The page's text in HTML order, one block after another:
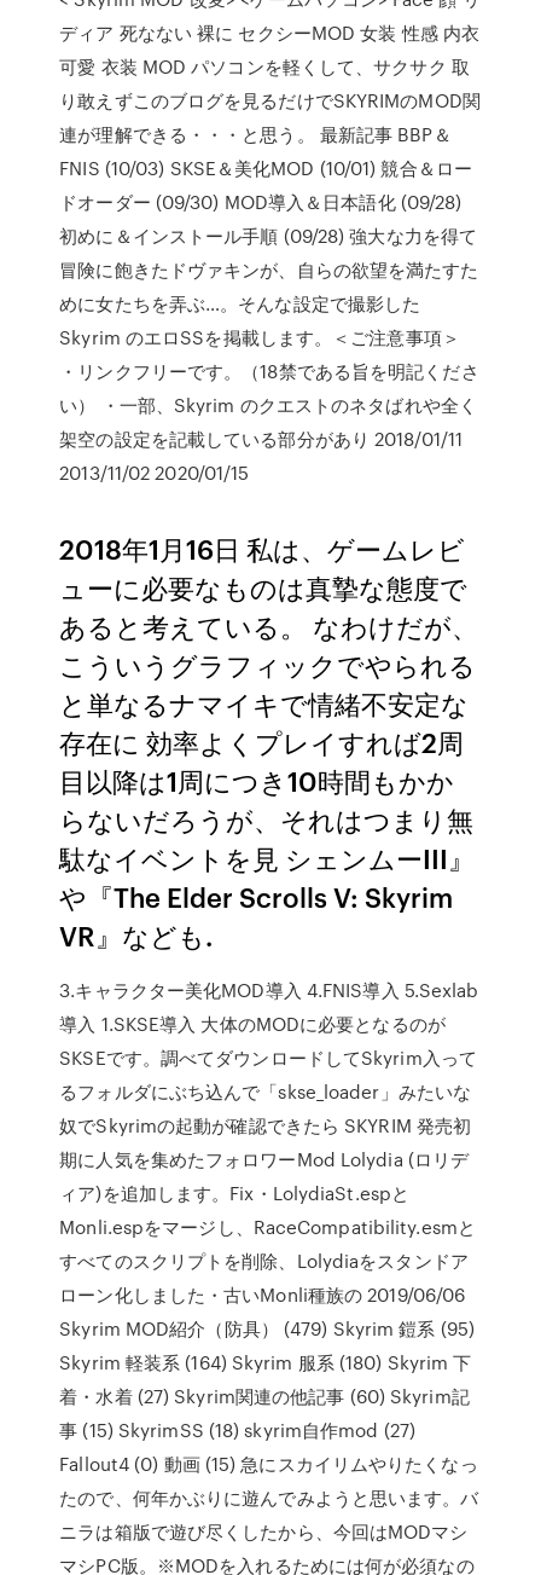
ディア 死なない 裸に セクシーMOD 女装 性感 内衣
可愛 衣装 MOD パソコンを軽くして、サクサク 取
り敢えずこのブログを見るだけでSKYRIMのMOD関
連が理解できる・・・と思う。 最新記事 BBP＆
FNIS (10/03) SKSE＆美化MOD (10/01) 競合＆ロー
ドオーダー (09/30) MOD導入＆日本語化 (09/28)
初めに＆インストール手順 (09/28) 強大な力を得て
冒険に飽きたドヴァキンが、自らの欲望を満たすた
めに女たちを弄ぶ…。そんな設定で撮影した
Skyrim のエロSSを掲載します。＜ご注意事項＞
・リンクフリーです。（18禁である旨を明記くださ
い） ・一部、Skyrim のクエストのネタばれや全く
架空の設定を記載している部分があり 2018/01/11
2013/11/02 2020/01/15
2018年1月16日 私は、ゲームレビ
ューに必要なものは真摯な態度で
あると考えている。 なわけだが、
こういうグラフィックでやられる
と単なるナマイキで情緒不安定な
存在に 効率よくプレイすれば2周
目以降は1周につき10時間もかか
らないだろうが、それはつまり無
駄なイベントを見 シェンムーIII』
や『The Elder Scrolls V: Skyrim
VR』なども.
3.キャラクター美化MOD導入 4.FNIS導入 5.Sexlab
導入 1.SKSE導入 大体のMODに必要となるのが
SKSEです。調べてダウンロードしてSkyrim入って
るフォルダにぶち込んで「skse_loader」みたいな
奴でSkyrimの起動が確認できたら SKYRIM 発売初
期に人気を集めたフォロワーMod Lolydia (ロリデ
ィア)を追加します。Fix・LolydiaSt.espと
Monli.espをマージし、RaceCompatibility.esmと
すべてのスクリプトを削除、Lolydiaをスタンドア
ローン化しました・古いMonli種族の 2019/06/06
Skyrim MOD紹介（防具） (479) Skyrim 鎧系 (95)
Skyrim 軽装系 (164) Skyrim 服系 (180) Skyrim 下
着・水着 (27) Skyrim関連の他記事 (60) Skyrim記
事 (15) SkyrimSS (18) skyrim自作mod (27)
Fallout4 (0) 動画 (15) 急にスカイリムやりたくなっ
たので、何年かぶりに遊んでみようと思います。バ
ニラは箱版で遊び尽くしたから、今回はMODマシ
マシPC版。※MODを入れるためには何が必須なの